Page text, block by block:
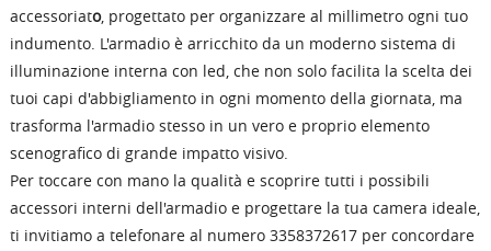
accessoriato, progettato per organizzare al millimetro ogni tuo
indumento. L'armadio è arricchito da un moderno sistema di
illuminazione interna con led, che non solo facilita la scelta dei
tuoi capi d'abbigliamento in ogni momento della giornata, ma
trasforma l'armadio stesso in un vero e proprio elemento
scenografico di grande impatto visivo.
Per toccare con mano la qualità e scoprire tutti i possibili
accessori interni dell'armadio e progettare la tua camera ideale,
ti invitiamo a telefonare al numero 3358372617 per concordare